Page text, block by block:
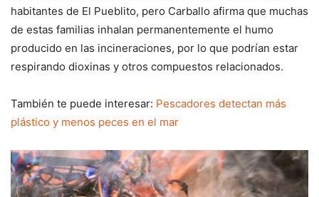
habitantes de El Pueblito, pero Carballo afirma que muchas
de estas familias inhalan permanentemente el humo
producido en las incineraciones, por lo que podrían estar
respirando dioxinas y otros compuestos relacionados.
También te puede interesar: Pescadores detectan más
plástico y menos peces en el mar